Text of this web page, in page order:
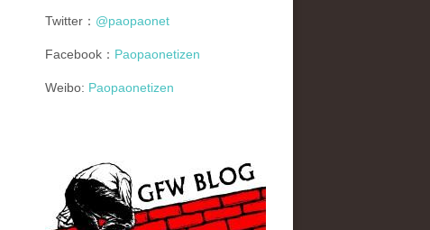
Twitter： @paopaonet
Facebook： Paopaonetizen
Weibo: Paopaonetizen
gfw_blog_small.jpg